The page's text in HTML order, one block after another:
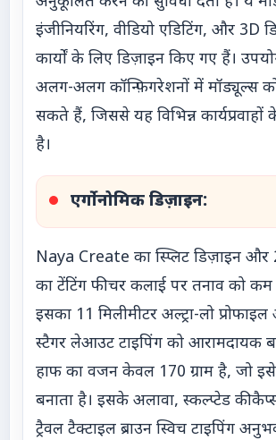
इंजीनियरिंग, वीडियो एडिटिंग, और 3D
कार्यों के लिए डिज़ाइन किए गए हैं।
अलग-अलग कॉन्फ़िगरेशनों में मॉड्यूल्स
सकते हैं, जिससे यह विभिन्न
है।
एर्गोनोमिक डिज़ाइन:
Naya Create का स्प्लिट डिज़ाइन और
का टेंटिंग फीचर कलाई पर तनाव को कम
इसका 11 मिलीमीटर अल्ट्रा-लो
स्टैगर लेआउट टाइपिंग को आरामदायक
हाफ का वजन केवल 170 ग्राम है, जो इसे
बनाता है। इसके अलावा, स्कल्प्टेड
ट्रैवल टैक्टाइल ब्राउन स्विच टाइपिंग